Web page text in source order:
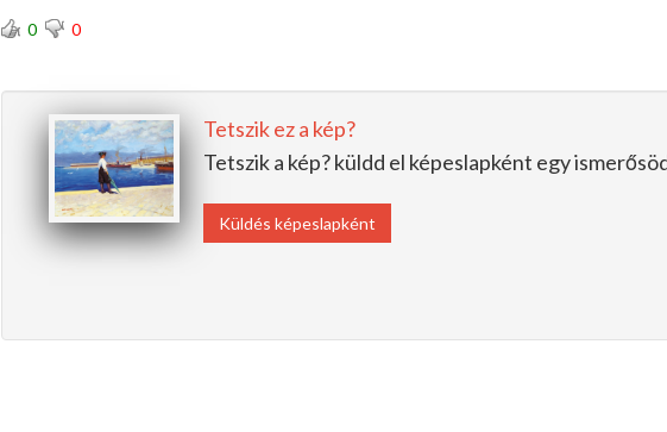
0 0
Tetszik ez a kép?
Tetszik a kép? küldd el képeslapként egy
Küldés képeslapként